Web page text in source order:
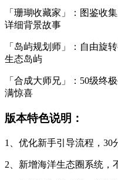
「珊瑚收藏家」：图鉴收
详细背景故事
「岛屿规划师」：自由旋
生态岛屿
「合成大师兄」：50级终
满惊喜
版本特色说明：
1、优化新手引导流程，30
2、新增海洋生态圈系统，